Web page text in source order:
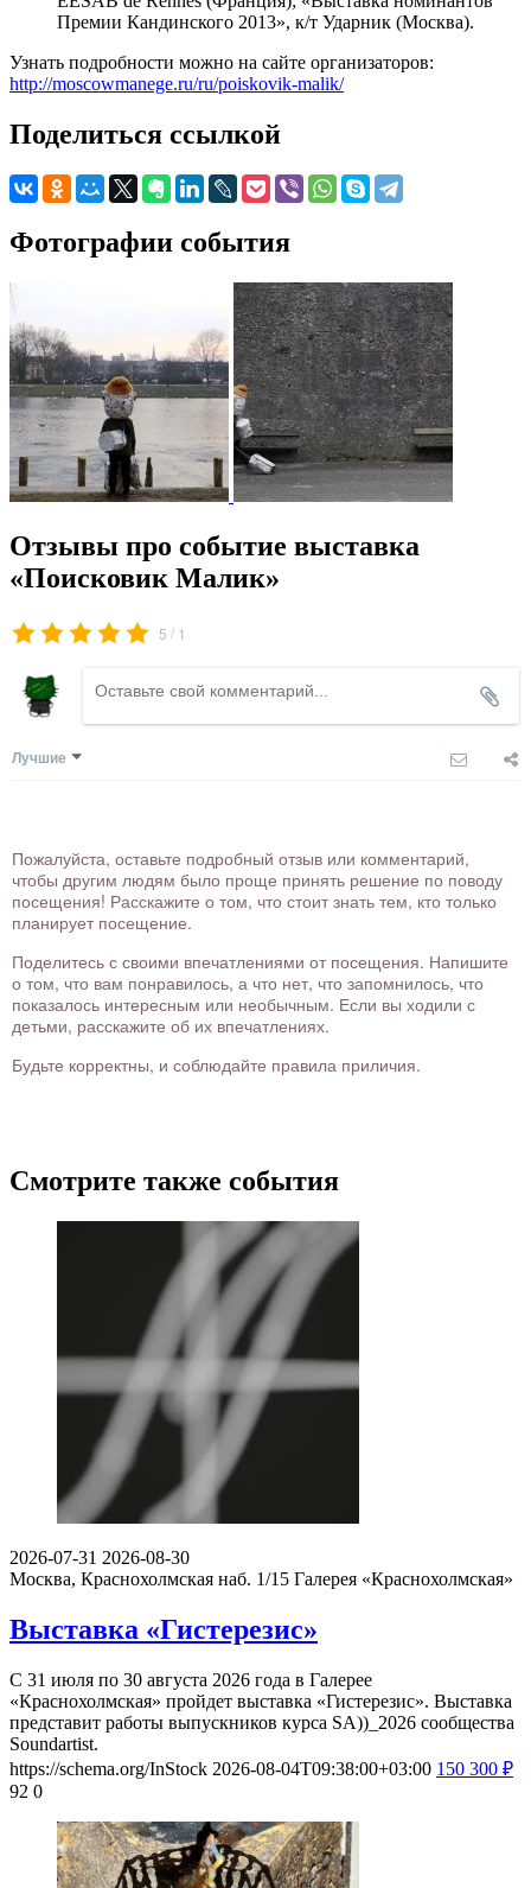
Премии Кандинского 2013», к/т Ударник (Москва).
Узнать подробности можно на сайте организаторов:
http://moscowmanege.ru/ru/poiskovik-malik/
Поделиться ссылкой
Фотографии события
Отзывы про событие выставка
«Поисковик Малик»
5 / 1
Лучшие
Пожалуйста, оставьте подробный отзыв или комментарий,
чтобы другим людям было проще принять решение по поводу
посещения! Расскажите о том, что стоит знать тем, кто только
планирует посещение.
Поделитесь с своими впечатлениями от посещения. Напишите
о том, что вам понравилось, а что нет, что запомнилось, что
показалось интересным или необычным. Если вы ходили с
детьми, расскажите об их впечатлениях.
Будьте корректны, и соблюдайте правила приличия.
Смотрите также события
2026-07-31 2026-08-30
Москва, Краснохолмская наб. 1/15 Галерея «Краснохолмская»
Выставка «Гистерезис»
С 31 июля по 30 августа 2026 года в Галерее
«Краснохолмская» пройдет выставка «Гистерезис». Выставка
представит работы выпускников курса SA))_2026 сообщества
Soundartist.
https://schema.org/InStock 2026-08-04T09:38:00+03:00 150 300 ₽
92 0